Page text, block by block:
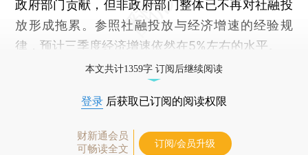
政府部门贡献，但非政府部门整体已不再对社融投
放形成拖累。 参照社融投放与经济增速的经验规
律，预计三季度经济增速依然在5%左右的水平。
本文共计1359字 订阅后继续阅读
登录 后获取已订阅的阅读权限
财新通会员
可畅读全文
订阅/会员升级